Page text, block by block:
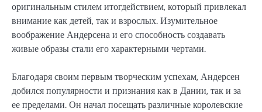
оригинальным стилем итогдействием, который привлекал
внимание как детей, так и взрослых. Изумительное
воображение Андерсена и его способность создавать
живые образы стали его характерными чертами.
Благодаря своим первым творческим успехам, Андерсен
добился популярности и признания как в Дании, так и за
ее пределами. Он начал посещать различные королевские